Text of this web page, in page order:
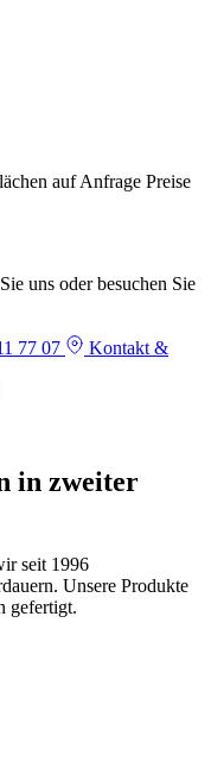
auf Anfrage Preise
uns oder besuchen Sie
77 07
Kontakt &
in zweiter
seit 1996
Unsere Produkte
gefertigt.